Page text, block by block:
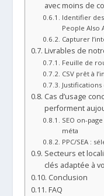
avec moins de
Identifier
People Also
Capturer
Livrables de
Feuille de
CSV prêt à
Justifications
Cas d’usage
performent
SEO on-
méta
PPC/SEA :
Secteurs et
clés adaptée à
Conclusion
FAQ